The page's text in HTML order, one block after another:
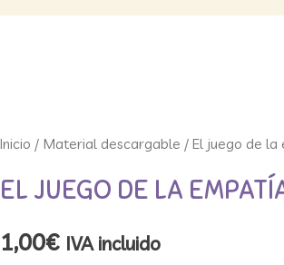
Inicio / Material descargable / El juego de
EL JUEGO DE LA
1,00€ IVA incluido